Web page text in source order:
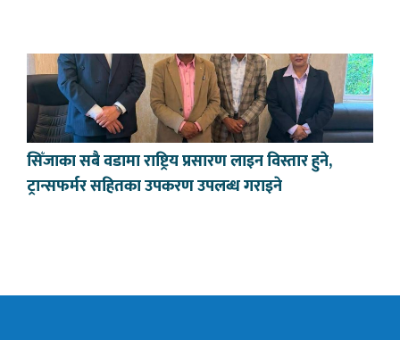
सिँजाका सबै वडामा राष्ट्रिय प्रसारण लाइन विस्तार हुने,
ट्रान्सफर्मर सहितका उपकरण उपलब्ध गराइने